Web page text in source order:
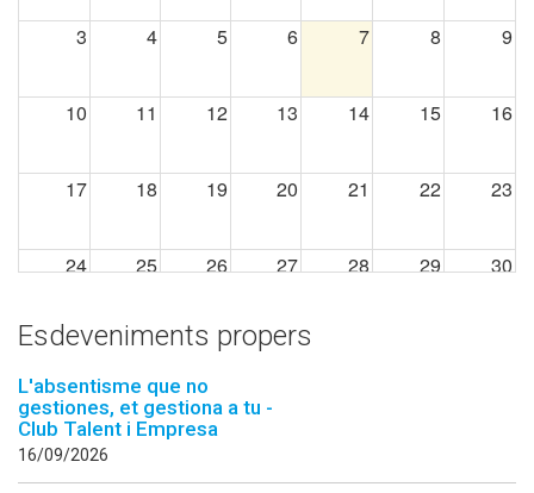
3 4 5 6 7 8 9
10 11 12 13 14 15 16
17 18 19 20 21 22 23
24 25 26 27 28 29 30
31 1 2 3
Esdeveniments propers
L'absentisme que no
gestiones, et gestiona a tu -
Club Talent i Empresa
16/09/2026